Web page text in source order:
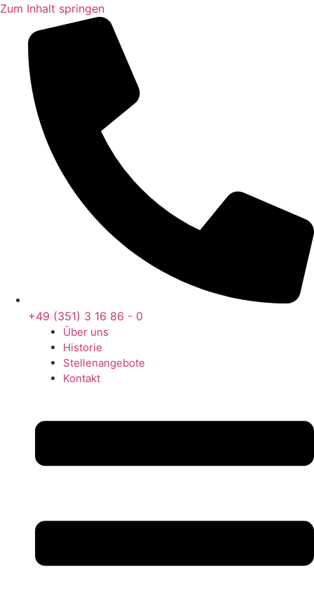
Zum Inhalt springen
‍+49 (351) 3 16 86 - 0
Über uns
Historie
Stellenangebote
Kontakt